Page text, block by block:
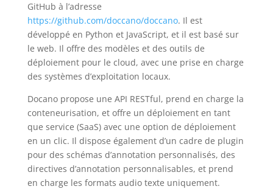
GitHub à l’adresse
https://github.com/doccano/doccano. Il est
développé en Python et JavaScript, et il est basé sur
le web. Il offre des modèles et des outils de
déploiement pour le cloud, avec une prise en charge
des systèmes d’exploitation locaux.
Docano propose une API RESTful, prend en charge la
conteneurisation, et offre un déploiement en tant
que service (SaaS) avec une option de déploiement
en un clic. Il dispose également d’un cadre de plugin
pour des schémas d’annotation personnalisés, des
directives d’annotation personnalisables, et prend
en charge les formats audio texte uniquement.